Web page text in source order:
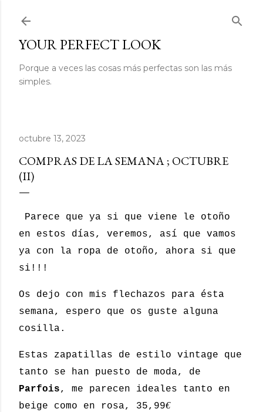
YOUR PERFECT LOOK
Porque a veces las cosas más perfectas son las más
simples.
octubre 13, 2023
COMPRAS DE LA SEMANA ; OCTUBRE
(II)
Parece que ya si que viene le otoño
en estos días, veremos, así que vamos
ya con la ropa de otoño, ahora si que
si!!!
Os dejo con mis flechazos para ésta
semana, espero que os guste alguna
cosilla.
Estas zapatillas de estilo vintage que
tanto se han puesto de moda, de
Parfois, me parecen ideales tanto en
beige como en rosa, 35,99€